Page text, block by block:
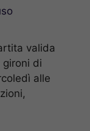
valida
di
alle